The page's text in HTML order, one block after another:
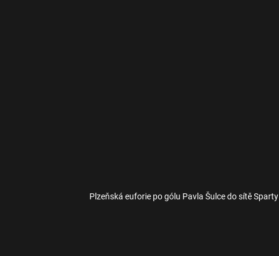
Plzeňská euforie po gólu Pavla Šulce do sítě Sparty